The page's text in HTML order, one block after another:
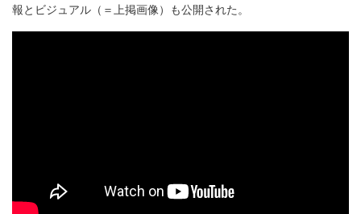
報とビジュアル（＝上掲画像）も公開された。